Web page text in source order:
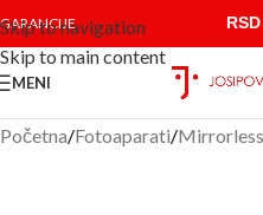
Skip to navigation
Skip to main content
GARANCIJE RSD
MENI
Početna/Fotoaparati/